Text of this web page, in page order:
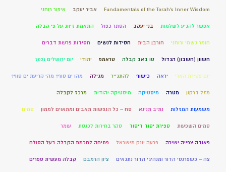
Fundamentals of the Torah’s Inner Wisdom אביר יעקב איפור רוחני
אפשר להגיע לשלמות בני יעקב הסתר כפול התאמת זיווג על פי קבלה
חומר גשמי ורוחני חורבן הבית חסידות לנשים חסידות פרשת דברים
חשוון (חשבון) הגדול טו באב קבלה טראמפ יהודי יום ירושלים 2021
יום פטירת הארי יראה כישוף להתגייר מגילה מהו ים סוף? מהי קריעת ים סוף?
מזל דרקון מטרה מיסטיקה מיסטיקה יהודית מרכז לקבלה
משמעות המזלות נתיב תנינא סח – כל הנפשות תאבים ומתאוים לממון סמים
סמים השפעות ספירת יסוד דיסוד סקר בחירות לכנסת עומר
פאודה צפייה ישירה פרעה יונק מישראל פתיחה לחכמת הקבלה בעל הסולם
צה – כשפרנסי הדור ומנהיגי הדור נתגאים ציון הרמבם קבלה מעשית ספרים